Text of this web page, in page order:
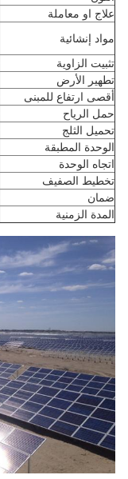
علاج او معاملة
مواد إنشائية
تثبيت الزاوية
تطهير الأرض
أقصى ارتفاع للمبنى
حمل الرياح
تحميل الثلج
الوحدة المطبقة
اتجاه الوحدة
تخطيط الصفيف
ضمان
المدة الزمنية